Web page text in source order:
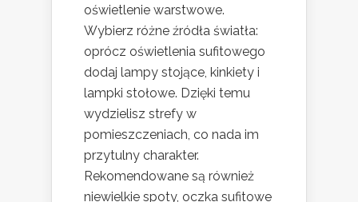
oświetlenie warstwowe.
Wybierz różne źródła światła:
oprócz oświetlenia sufitowego
dodaj lampy stojące, kinkiety i
lampki stołowe. Dzięki temu
wydzielisz strefy w
pomieszczeniach, co nada im
przytulny charakter.
Rekomendowane są również
niewielkie spoty, oczka sufitowe